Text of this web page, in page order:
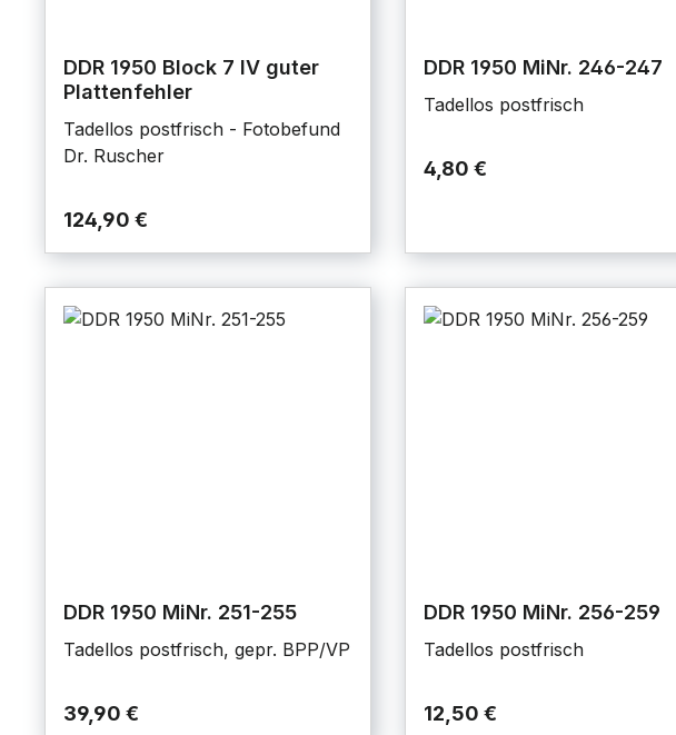
DDR 1950 Block 7 IV guter
Plattenfehler
Tadellos postfrisch - Fotobefund
Dr. Ruscher
124,90 €
DDR 1950 MiNr. 246-247
Tadellos postfrisch
4,80 €
DDR 1950 MiNr. 251-255
Tadellos postfrisch, gepr. BPP/VP
39,90 €
DDR 1950 MiNr. 256-259
Tadellos postfrisch
12,50 €